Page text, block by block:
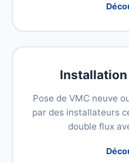
Installation
Pose de VMC neuve
par des installateurs
double flux